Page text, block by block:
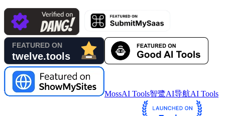
MossAI Tools智鹭AI导航AI Tools